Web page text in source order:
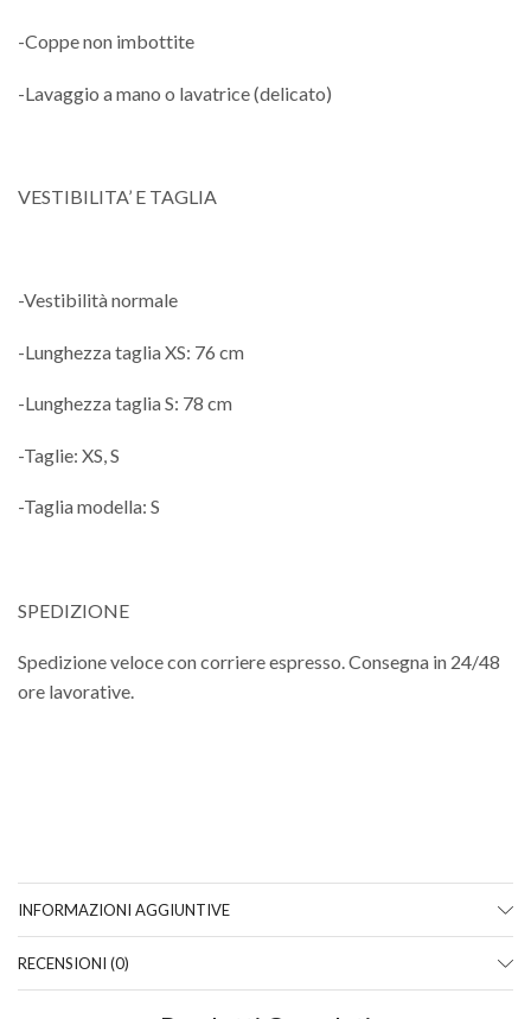
-Coppe non imbottite
-Lavaggio a mano o lavatrice (delicato)
VESTIBILITA’ E TAGLIA
-Vestibilità normale
-Lunghezza taglia XS: 76 cm
-Lunghezza taglia S: 78 cm
-Taglie: XS, S
-Taglia modella: S
SPEDIZIONE
Spedizione veloce con corriere espresso. Consegna in 24/48
ore lavorative.
INFORMAZIONI AGGIUNTIVE
RECENSIONI (0)